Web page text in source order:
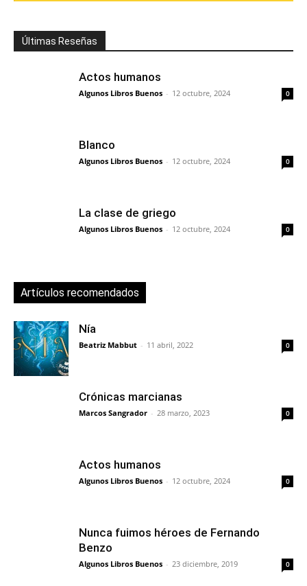
Últimas Reseñas
Actos humanos
Algunos Libros Buenos - 12 octubre, 2024 0
Blanco
Algunos Libros Buenos - 12 octubre, 2024 0
La clase de griego
Algunos Libros Buenos - 12 octubre, 2024 0
Artículos recomendados
Nía
Beatriz Mabbut - 11 abril, 2022 0
Crónicas marcianas
Marcos Sangrador - 28 marzo, 2023 0
Actos humanos
Algunos Libros Buenos - 12 octubre, 2024 0
Nunca fuimos héroes de Fernando
Benzo
Algunos Libros Buenos - 23 diciembre, 2019 0